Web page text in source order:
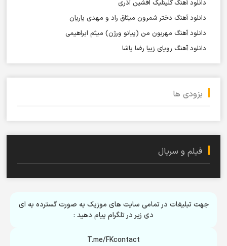
دانلود آهنگ گلینلیک افشین آذری
دانلود آهنگ دختر شمرون میثاق راد و مهدی یاریان
دانلود آهنگ مهربون من (پیانو ورژن) میثم ابراهیمی
دانلود آهنگ رویای زیبا رضا پاشا
بزودی ها
فیلم و سریال
جهت تبلیغات در تمامی سایت های موزیک به صورت گسترده به ای
دی زیر در تلگرام پیام دهید :
T.me/FKcontact